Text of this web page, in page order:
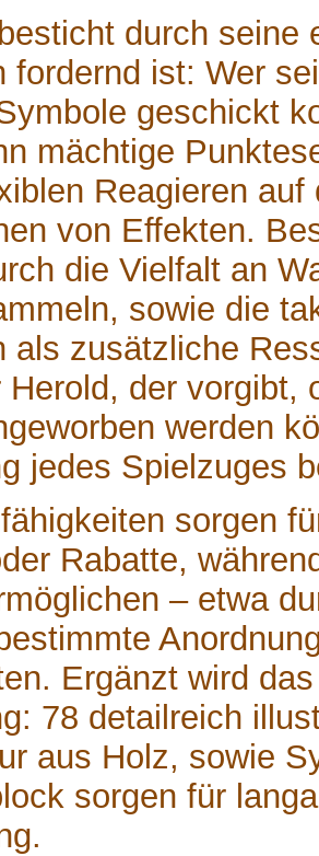
durch seine
fordernd ist: Wer
geschickt
mächtige
Reagieren
von Effekten.
die Vielfalt an
sowie die
als zusätzliche
Herold, der vorgibt,
werden
jedes Spielzuges
sorgen
Rabatte,
– etwa
Ergänzt wird
78 detailreich
aus Holz, sowie
sorgen für